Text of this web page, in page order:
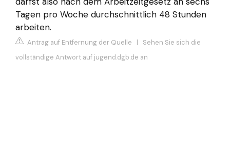
Tagen pro Woche durchschnittlich 48 Stunden
arbeiten.
Antrag auf Entfernung der Quelle | Sehen Sie sich die
vollständige Antwort auf jugend.dgb.de an